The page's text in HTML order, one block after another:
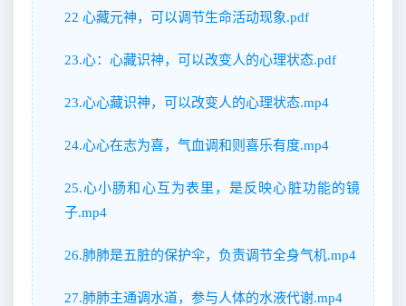
22 心藏元神，可以调节生命活动现象.pdf
23.心：心藏识神，可以改变人的心理状态.pdf
23.心心藏识神，可以改变人的心理状态.mp4
24.心心在志为喜，气血调和则喜乐有度.mp4
25.心小肠和心互为表里，是反映心脏功能的镜
子.mp4
26.肺肺是五脏的保护伞，负责调节全身气机.mp4
27.肺肺主通调水道，参与人体的水液代谢.mp4